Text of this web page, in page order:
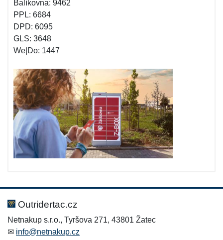
Balíkovna: 9462
PPL: 6684
DPD: 6095
GLS: 3648
We|Do: 1447
Outridertac.cz
Netnakup s.r.o., Tyršova 271, 43801 Žatec
✉ info@netnakup.cz